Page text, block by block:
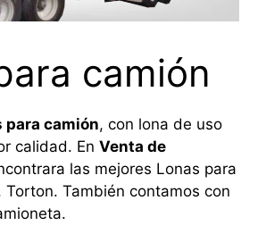
camión
para camión, con lona de uso
calidad. En Venta de
las mejores Lonas para
Torton. También contamos con